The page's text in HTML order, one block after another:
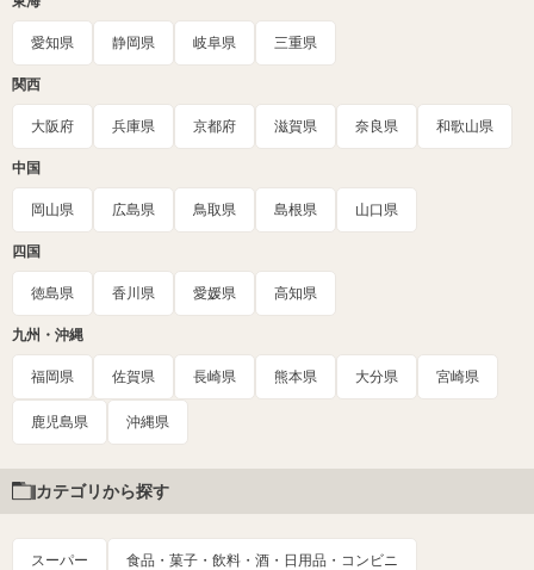
愛知県 静岡県 岐阜県 三重県
関西
大阪府 兵庫県 京都府 滋賀県 奈良県 和歌山県
中国
岡山県 広島県 鳥取県 島根県 山口県
四国
徳島県 香川県 愛媛県 高知県
九州・沖縄
福岡県 佐賀県 長崎県 熊本県 大分県 宮崎県
鹿児島県 沖縄県
カテゴリから探す
スーパー 食品・菓子・飲料・酒・日用品・コンビニ